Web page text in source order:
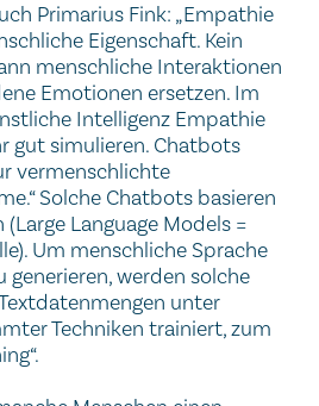
Primarius Fink: „Empathie
Eigenschaft. Kein
menschliche Interaktionen
Emotionen ersetzen. Im
Intelligenz Empathie
gut simulieren. Chatbots
vermenschlichte
Solche Chatbots basieren
Language Models =
Um menschliche Sprache
generieren, werden solche
unter
Techniken trainiert, zum